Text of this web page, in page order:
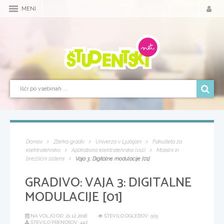
MENI
Domov Zbirka gradiv Univerza v Ljubljani
Fakulteta za
elektrotehniko
Aplikativna elektrotehnika (vsš)
Mobilni in
brezžični sistemi
Vaja 3: Digitalne modulacije [01]
GRADIVO:VAJA 3: DIGITALNE
MODULACIJE [01]
NA VOLJO OD: 21.12.2018
ŠTEVILO OGLEDOV: 505
ŠTEVILO PRENOSOV: 442